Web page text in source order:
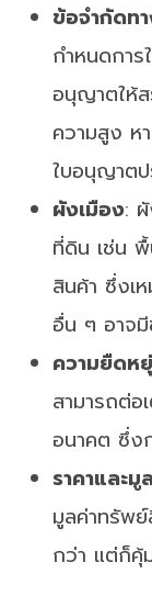
ข้อจำกัดท
กำหนดการ
อนุญาตให้
ความสูง ห
ใบอนุญาต
ผังเมือง:
ที่ดิน เช่น
สินค้า ซึ่งเ
อื่น ๆ อาจ
ความยืดห
สามารถต่
อนาคต ซึ่ง
ราคาและมู
มูลค่าทรัพ
กว่า แต่ก็คุ้